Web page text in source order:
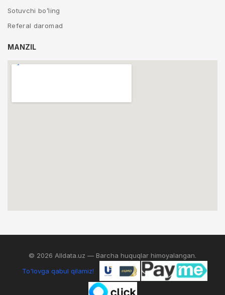
Sotuvchi bo’ling
Referal daromad
MANZIL
© 2026 Alldata.uz — Barcha huquqlar himoyalangan.
To'lovga qabul qilamiz!